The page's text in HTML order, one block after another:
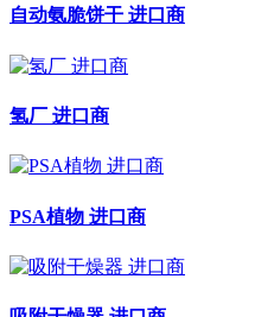
自动氨脆饼干 进口商
氢厂 进口商
PSA植物 进口商